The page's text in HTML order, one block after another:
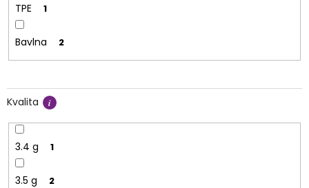
TPE 1
Bavlna 2
Kvalita
3.4 g 1
3.5 g 2